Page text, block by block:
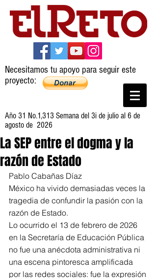
Necesitamos tu apoyo para seguir este
proyecto:
Año 31 No.1,313 Semana del 3i de julio al 6 de
agosto de 2026
La SEP entre el dogma y la
razón de Estado
Pablo Cabañas Díaz
México ha vivido demasiadas veces la
tragedia de confundir la pasión con la
razón de Estado.
Lo ocurrido el 13 de febrero de 2026
en la Secretaría de Educación Pública
no fue una anécdota administrativa ni
una escena pintoresca amplificada
por las redes sociales: fue la expresión